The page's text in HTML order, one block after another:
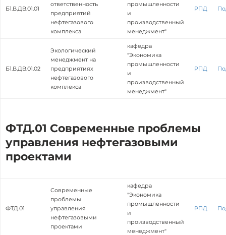
Б1.В.ДВ.01.01
ответственность
предприятий
нефтегазового
комплекса
промышленности
и
производственный
менеджмент"
РПД
Б1.В.ДВ.01.02
Экологический
менеджмент на
предприятиях
нефтегазового
комплекса
кафедра
"Экономика
промышленности
и
производственный
менеджмент"
РПД
ФТД.01 Современные проблемы
управления нефтегазовыми
проектами
ФТД.01
Современные
проблемы
управления
нефтегазовыми
проектами
кафедра
"Экономика
промышленности
и
производственный
менеджмент"
РПД